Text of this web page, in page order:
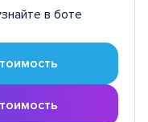
в боте